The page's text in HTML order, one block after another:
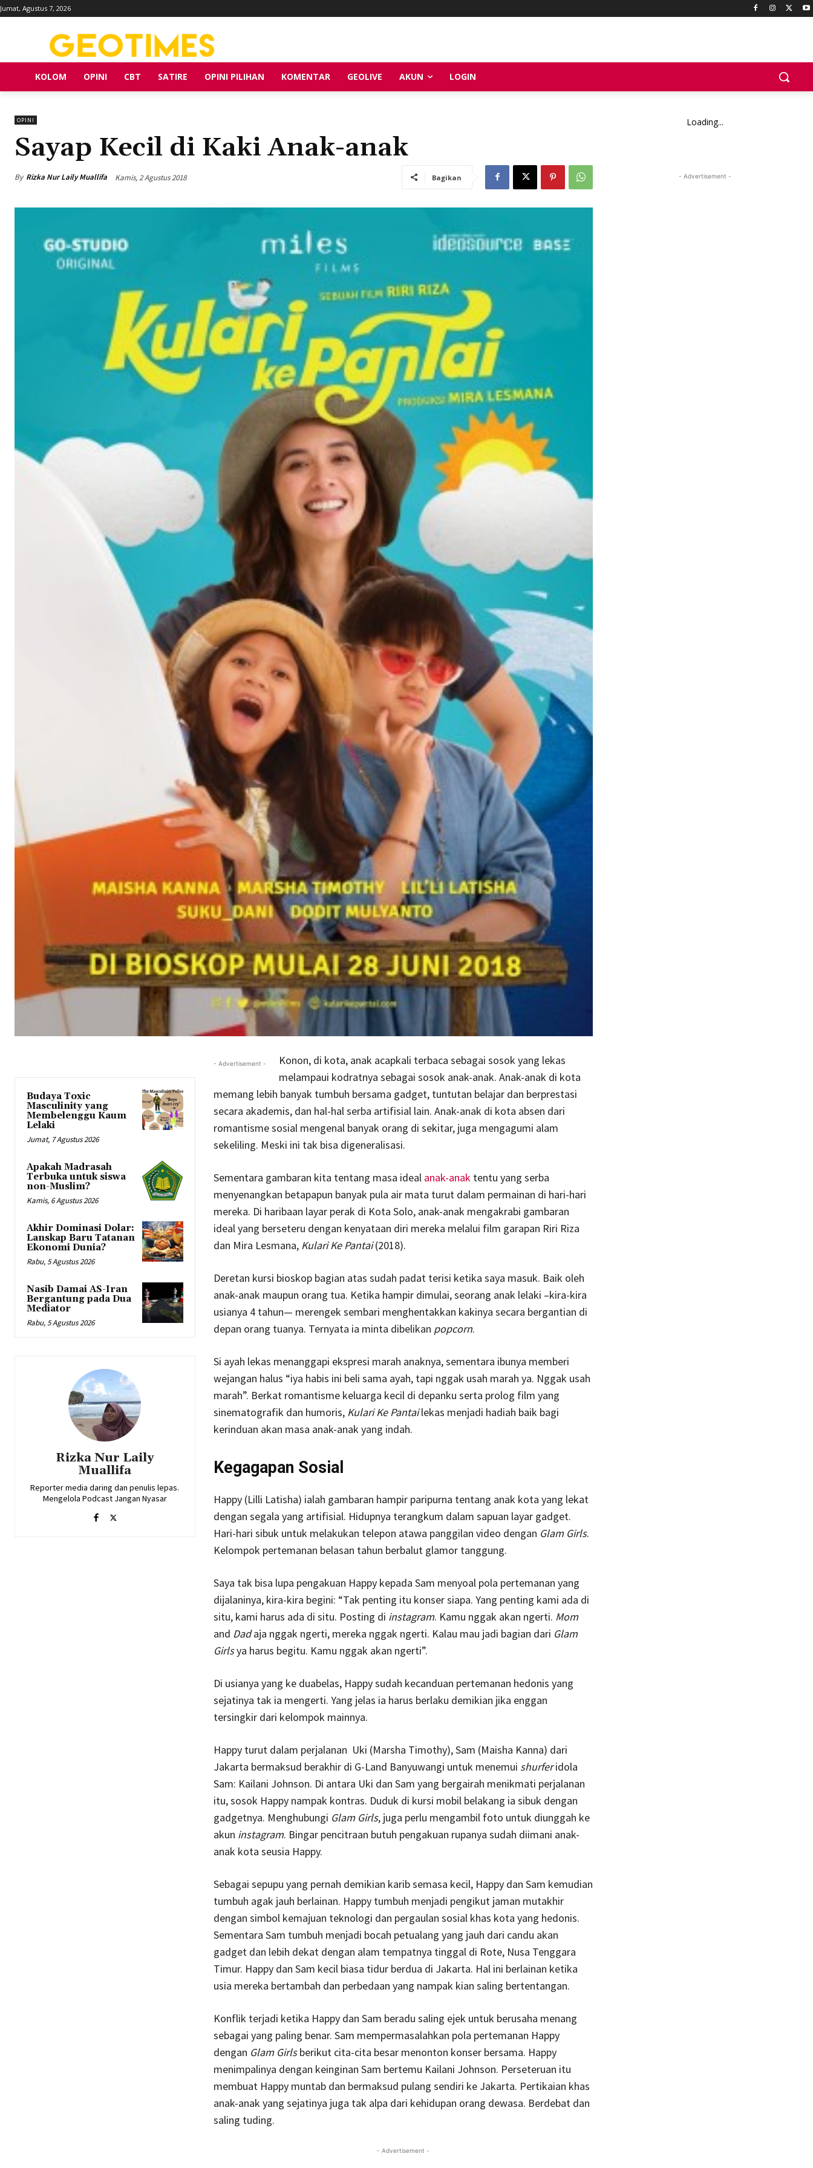
Jumat, Agustus 7, 2026
KOLOM OPINI CBT SATIRE OPINI PILIHAN KOMENTAR GEOLIVE AKUN LOGIN
OPINI
Sayap Kecil di Kaki Anak-anak
By Rizka Nur Laily Muallifa Kamis, 2 Agustus 2018 Bagikan
Budaya Toxic
Masculinity yang
Membelenggu Kaum
Lelaki
Jumat, 7 Agustus 2026
Apakah Madrasah
Terbuka untuk siswa
non-Muslim?
Kamis, 6 Agustus 2026
Akhir Dominasi Dolar:
Lanskap Baru Tatanan
Ekonomi Dunia?
Rabu, 5 Agustus 2026
Nasib Damai AS-Iran
Bergantung pada Dua
Mediator
Rabu, 5 Agustus 2026
Rizka Nur Laily
Muallifa
Reporter media daring dan penulis lepas.
Mengelola Podcast Jangan Nyasar
- Advertisement -
Konon, di kota, anak acapkali terbaca sebagai sosok yang lekas
melampaui kodratnya sebagai sosok anak-anak. Anak-anak di kota
memang lebih banyak tumbuh bersama gadget, tuntutan belajar dan berprestasi
secara akademis, dan hal-hal serba artifisial lain. Anak-anak di kota absen dari
romantisme sosial mengenal banyak orang di sekitar, juga mengagumi alam
sekeliling. Meski ini tak bisa digeneralisasi.
Sementara gambaran kita tentang masa ideal anak-anaktentu yang serba
menyenangkan betapapun banyak pula air mata turut dalam permainan di hari-hari
mereka. Di haribaan layar perak di Kota Solo, anak-anak mengakrabi gambaran
ideal yang berseteru dengan kenyataan diri mereka melalui film garapan Riri Riza
dan Mira Lesmana, Kulari Ke Pantai(2018).
Deretan kursi bioskop bagian atas sudah padat terisi ketika saya masuk. Baik oleh
anak-anak maupun orang tua. Ketika hampir dimulai, seorang anak lelaki –kira-kira
usianya 4 tahun— merengek sembari menghentakkan kakinya secara bergantian di
depan orang tuanya. Ternyata ia minta dibelikan popcorn.
Si ayah lekas menanggapi ekspresi marah anaknya, sementara ibunya memberi
wejangan halus “iya habis ini beli sama ayah, tapi nggak usah marah ya. Nggak usah
marah”. Berkat romantisme keluarga kecil di depanku serta prolog film yang
sinematografik dan humoris, Kulari Ke Pantailekas menjadi hadiah baik bagi
kerinduan akan masa anak-anak yang indah.
Kegagapan Sosial
Happy (Lilli Latisha) ialah gambaran hampir paripurna tentang anak kota yang lekat
dengan segala yang artifisial. Hidupnya terangkum dalam sapuan layar gadget.
Hari-hari sibuk untuk melakukan telepon atawa panggilan video dengan Glam Girls.
Kelompok pertemanan belasan tahun berbalut glamor tanggung.
Saya tak bisa lupa pengakuan Happy kepada Sam menyoal pola pertemanan yang
dijalaninya, kira-kira begini: “Tak penting itu konser siapa. Yang penting kami ada di
situ, kami harus ada di situ. Posting di instagram. Kamu nggak akan ngerti. Mom
and Dadaja nggak ngerti, mereka nggak ngerti. Kalau mau jadi bagian dari Glam
Girlsya harus begitu. Kamu nggak akan ngerti”.
Di usianya yang ke duabelas, Happy sudah kecanduan pertemanan hedonis yang
sejatinya tak ia mengerti. Yang jelas ia harus berlaku demikian jika enggan
tersingkir dari kelompok mainnya.
Happy turut dalam perjalanan Uki (Marsha Timothy), Sam (Maisha Kanna) dari
Jakarta bermaksud berakhir di G-Land Banyuwangi untuk menemui shurferidola
Sam: Kailani Johnson. Di antara Uki dan Sam yang bergairah menikmati perjalanan
itu, sosok Happy nampak kontras. Duduk di kursi mobil belakang ia sibuk dengan
gadgetnya. Menghubungi Glam Girls, juga perlu mengambil foto untuk diunggah ke
akun instagram. Bingar pencitraan butuh pengakuan rupanya sudah diimani anak-
anak kota seusia Happy.
Sebagai sepupu yang pernah demikian karib semasa kecil, Happy dan Sam kemudian
tumbuh agak jauh berlainan. Happy tumbuh menjadi pengikut jaman mutakhir
dengan simbol kemajuan teknologi dan pergaulan sosial khas kota yang hedonis.
Sementara Sam tumbuh menjadi bocah petualang yang jauh dari candu akan
gadget dan lebih dekat dengan alam tempatnya tinggal di Rote, Nusa Tenggara
Timur. Happy dan Sam kecil biasa tidur berdua di Jakarta. Hal ini berlainan ketika
usia mereka bertambah dan perbedaan yang nampak kian saling bertentangan.
Konflik terjadi ketika Happy dan Sam beradu saling ejek untuk berusaha menang
sebagai yang paling benar. Sam mempermasalahkan pola pertemanan Happy
dengan Glam Girlsberikut cita-cita besar menonton konser bersama. Happy
menimpalinya dengan keinginan Sam bertemu Kailani Johnson. Perseteruan itu
membuat Happy muntab dan bermaksud pulang sendiri ke Jakarta. Pertikaian khas
anak-anak yang sejatinya juga tak alpa dari kehidupan orang dewasa. Berdebat dan
saling tuding.
- Advertisement -
Loading...
- Advertisement -